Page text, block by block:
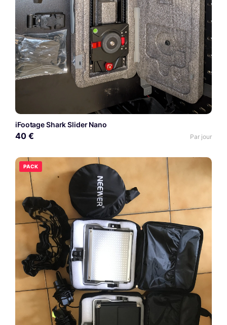
iFootage Shark Slider Nano
40 € Par jour
PACK